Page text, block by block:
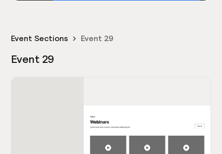
Event Sections Event 29
Event 29